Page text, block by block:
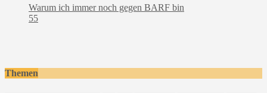
Warum ich immer noch gegen BARF bin
55
Themen